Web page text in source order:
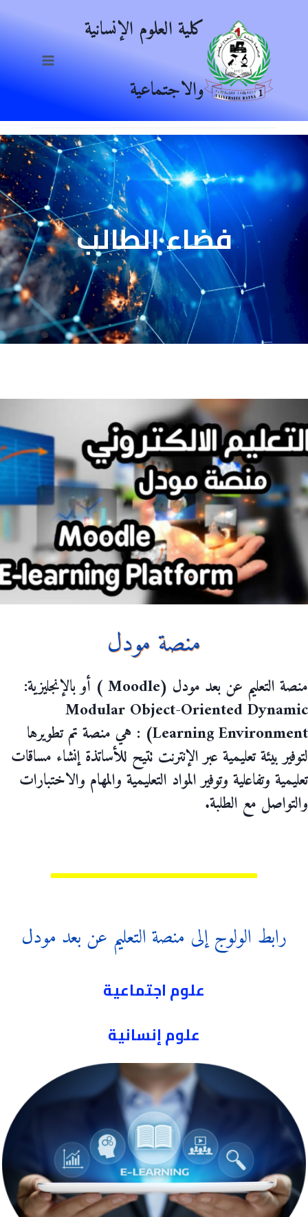
content
كلية العلوم الإنسانية
والاجتماعية
فضاء الطالب
منصة مودل
منصة التعليم عن بعد مودل (Moodle ) أو بالإنجليزية:
Modular Object-Oriented Dynamic
Learning Environment) : هي منصة تم تطويرها
لتوفير بيئة تعليمية عبر الإنترنت تتيح للأساتذة إنشاء مساقات
تعليمية وتفاعلية وتوفير المواد التعليمية والمهام والاختبارات
والتواصل مع الطلبة.
رابط الولوج إلى منصة التعليم عن بعد مودل
علوم اجتماعية
علوم إنسانية